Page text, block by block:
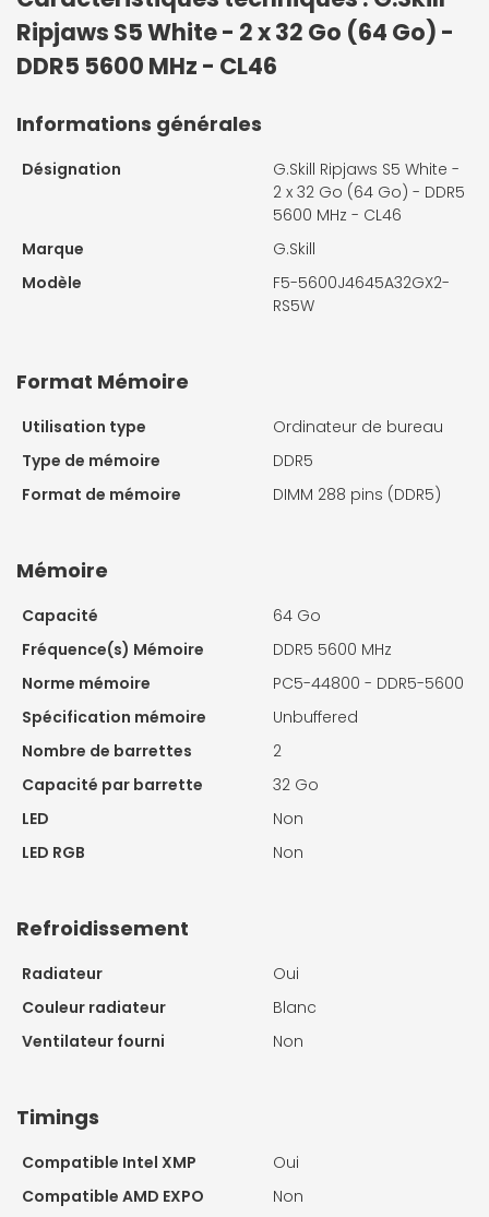
Ripjaws S5 White - 2 x 32 Go (64 Go) -
DDR5 5600 MHz - CL46
Informations générales
Désignation
G.Skill Ripjaws S5 White -
2 x 32 Go (64 Go) - DDR5
5600 MHz - CL46
Marque
G.Skill
Modèle
F5-5600J4645A32GX2-
RS5W
Format Mémoire
Utilisation type
Ordinateur de bureau
Type de mémoire
DDR5
Format de mémoire
DIMM 288 pins (DDR5)
Mémoire
Capacité
64 Go
Fréquence(s) Mémoire
DDR5 5600 MHz
Norme mémoire
PC5-44800 - DDR5-5600
Spécification mémoire
Unbuffered
Nombre de barrettes
2
Capacité par barrette
32 Go
LED
Non
LED RGB
Non
Refroidissement
Radiateur
Oui
Couleur radiateur
Blanc
Ventilateur fourni
Non
Timings
Compatible Intel XMP
Oui
Compatible AMD EXPO
Non